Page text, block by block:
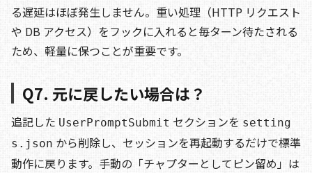
る遅延はほぼ発生しません。重い処理（HTTP リクエスト
や DB アクセス）をフックに入れると毎ターン待たされる
ため、軽量に保つことが重要です。
Q7. 元に戻したい場合は？
追記した UserPromptSubmit セクションを setting
s.json から削除し、セッションを再起動するだけで標準
動作に戻ります。手動の「チャプターとしてピン留め」は